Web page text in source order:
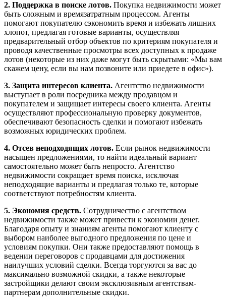
2. Поддержка в поиске лотов. Покупка недвижимости может
быть сложным и времязатратным процессом. Агенты
помогают покупателю сэкономить время и избежать лишних
хлопот, предлагая готовые варианты, осуществляя
предварительный отбор объектов по критериям покупателя и
проводя качественные просмотры всех доступных к продаже
лотов (некоторые из них даже могут быть скрытыми: «Мы вам
скажем цену, если вы нам позвоните или приедете в офис»).
3. Защита интересов клиента. Агентство недвижимости
выступает в роли посредника между продавцом и
покупателем и защищает интересы своего клиента. Агенты
осуществляют профессиональную проверку документов,
обеспечивают безопасность сделки и помогают избежать
возможных юридических проблем.
4. Отсев неподходящих лотов. Если рынок недвижимости
насыщен предложениями, то найти идеальный вариант
самостоятельно может быть непросто. Агентство
недвижимости сокращает время поиска, исключая
неподходящие варианты и предлагая только те, которые
соответствуют потребностям клиента.
5. Экономия средств. Сотрудничество с агентством
недвижимости также может привести к экономии денег.
Благодаря опыту и знаниям агенты помогают клиенту с
выбором наиболее выгодного предложения по цене и
условиям покупки. Они также предоставляют помощь в
ведении переговоров с продавцами для достижения
наилучших условий сделки. Всегда торгуются за вас до
максимально возможной скидки, а также некоторые
застройщики делают своим эксклюзивным агентствам-
партнерам дополнительные скидки.